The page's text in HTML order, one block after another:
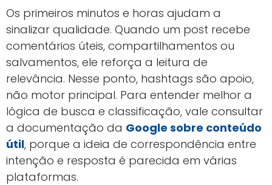
Os primeiros minutos e horas ajudam a
sinalizar qualidade. Quando um post recebe
comentários úteis, compartilhamentos ou
salvamentos, ele reforça a leitura de
relevância. Nesse ponto, hashtags são apoio,
não motor principal. Para entender melhor a
lógica de busca e classificação, vale consultar
a documentação da Google sobre conteúdo
útil, porque a ideia de correspondência entre
intenção e resposta é parecida em várias
plataformas.